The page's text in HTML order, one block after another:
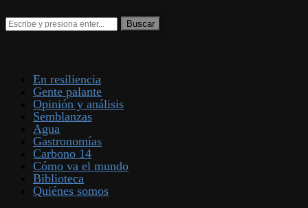
En resiliencia
Gente palante
Opinión y análisis
Semblanzas
Agua
Gastronomías
Carbono 14
Cómo va el mundo
Biblioteca
Quiénes somos